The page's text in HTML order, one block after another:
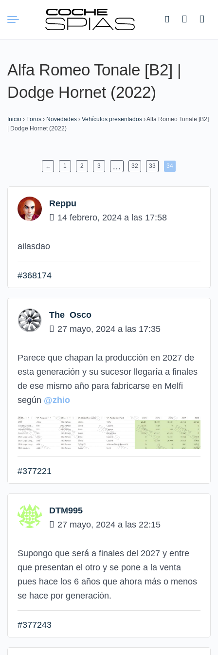
Buscar:
Alfa Romeo Tonale [B2] |
Dodge Hornet (2022)
Inicio › Foros › Novedades › Vehículos presentados ›Alfa Romeo Tonale [B2]
| Dodge Hornet (2022)
← 1 2 3 … 32 33 34
Reppu
14 febrero, 2024 a las 17:58
ailasdao
#368174
The_Osco
27 mayo, 2024 a las 17:35
Parece que chapan la producción en 2027 de
esta generación y su sucesor llegaría a finales
de ese mismo año para fabricarse en Melfi
según @zhio
#377221
DTM995
27 mayo, 2024 a las 22:15
Supongo que será a finales del 2027 y entre
que presentan el otro y se pone a la venta
pues hace los 6 años que ahora más o menos
se hace por generación.
#377243